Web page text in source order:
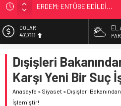
ERDEM; ENTÜBE EDİLDİ…
ELAZIĞ’DA TEFECİLİK
YRP’DEN,
298 MİLYON DOLARLIK
DOLAR
47,7111
55,1881
ALTIN
6.660,55
BİST
Dışişleri
Karşı Yeni Bir Suç
Anasayfa » Siyaset » Dışişleri
İşlemiştir!